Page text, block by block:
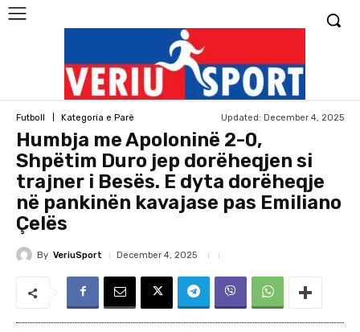
Futboll Kategoria e Parë Updated: December 4, 2025
Humbja me Apoloninë 2-0,
Shpëtim Duro jep dorëheqjen si
trajner i Besës. E dyta dorëheqje
në pankinën kavajase pas Emiliano
Çelës
By VeriuSport December 4, 2025